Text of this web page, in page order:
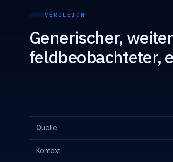
VERGLEICH
Generischer,
feldbeobachteter,
Quelle
Kontext